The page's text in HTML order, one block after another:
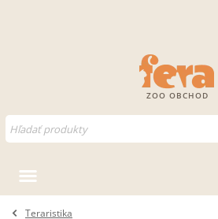
ZOO OBCHOD
Teraristika